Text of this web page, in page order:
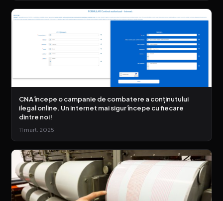
CNA începe o campanie de combatere a conținutului
ilegal online. Un internet mai sigur începe cu fiecare
dintre noi!
11 mart. 2025